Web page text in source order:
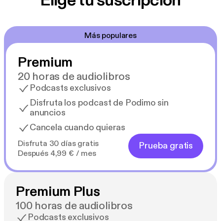
Más populares
Premium
20 horas de audiolibros
Podcasts exclusivos
Disfruta los podcast de Podimo sin
anuncios
Cancela cuando quieras
Disfruta 30 días gratis
Después 4,99 € / mes
Prueba gratis
Premium Plus
100 horas de audiolibros
Podcasts exclusivos